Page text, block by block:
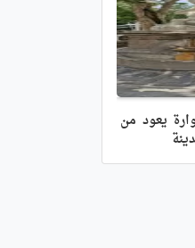
يعود من